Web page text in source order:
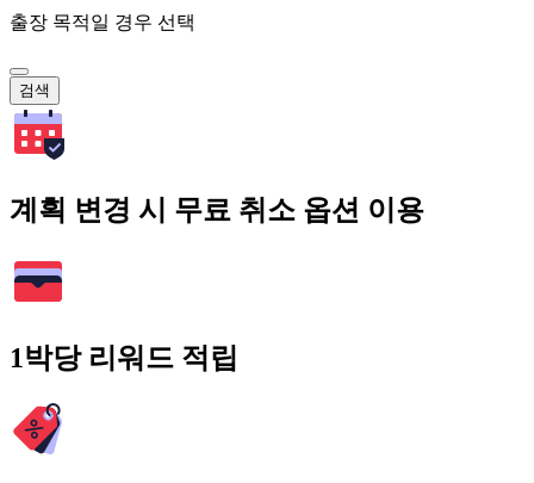
출장 목적일 경우 선택
검색
계획 변경 시 무료 취소 옵션 이용
1박당 리워드 적립